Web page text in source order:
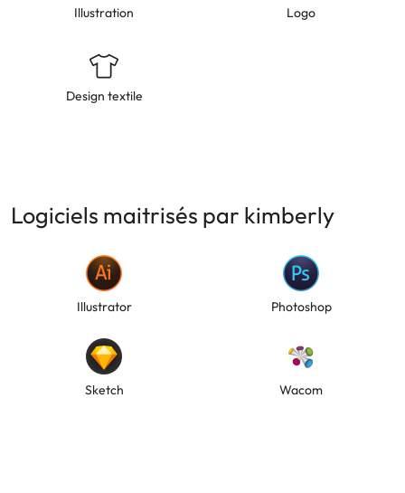
Illustration Logo
Design textile
Logiciels maitrisés par kimberly
Illustrator Photoshop
Sketch Wacom